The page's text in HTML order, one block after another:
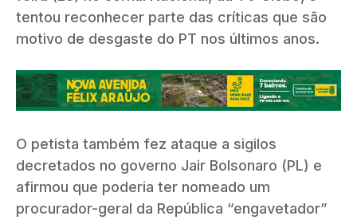
tentou reconhecer parte das críticas que são
motivo de desgaste do PT nos últimos anos.
O petista também fez ataque a sigilos
decretados no governo Jair Bolsonaro (PL) e
afirmou que poderia ter nomeado um
procurador-geral da República “engavetador”